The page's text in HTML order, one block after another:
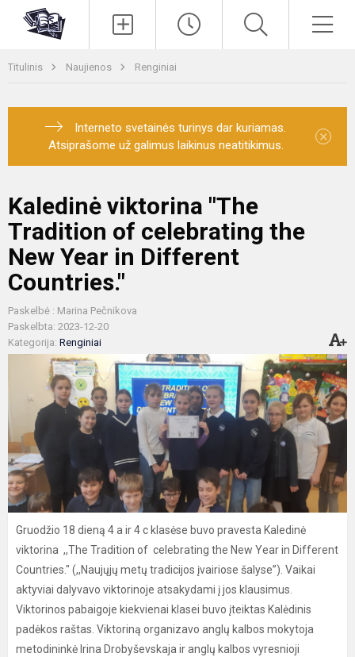
Titulinis Naujienos Renginiai
Interneto svetainės turinys dar kuriamas.
Atsiprašome už galimus laikinus neatitikimus.
×
Kaledinė viktorina "The
Tradition of celebrating the
New Year in Different
Countries."
Paskelbė : Marina Pečnikova
Paskelbta: 2023-12-20
Kategorija: Renginiai
Gruodžio 18 dieną 4 a ir 4 c klasėse buvo pravesta Kaledinė
viktorina ,,The Tradition of celebrating the New Year in Different
Countries." (,,Naujųjų metų tradicijos įvairiose šalyse”). Vaikai
aktyviai dalyvavo viktorinoje atsakydami į jos klausimus.
Viktorinos pabaigoje kiekvienai klasei buvo įteiktas Kalėdinis
padėkos raštas. Viktoriną organizavo anglų kalbos mokytoja
metodininkė Irina Drobyševskaja ir anglų kalbos vyresnioji